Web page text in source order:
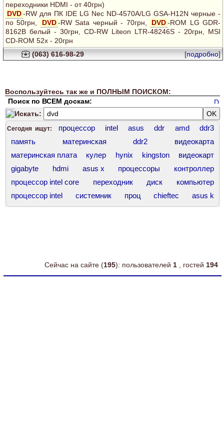
переходники HDMI - от 40грн)
DVD-RW для ПК IDE LG Nec ND-4570A/LG GSA-H12N черные -
по 50грн,
DVD-RW Sata черный - 70грн, DVD-ROM LG GDR-
8162B белый - 30грн, CD-RW Liteon LTR-48246S - 20грн, MSI
CD-ROM 52x - 20грн
(063) 616-98-29
[подробно]
Воспользуйтесь так же и ПОЛНЫМ ПОИСКОМ:
Поиск по ВСЕМ доскам:
Искать:
Сегодня ищут: процессор intel asus ddr amd
ddr3
память
материнская ddr2
видеокарта
материнская плата
кулер hynix kingston
видеокарт
gigabyte
hdmi asus x процессоры
контроллер
процессор intel core
переходник диск
компьютер
процессор intel
системник проц chieftec
asus k
процессор core
комплект socket 1200 force
asus 7
Сейчас на сайте (195): пользователей 1 , гостей 194